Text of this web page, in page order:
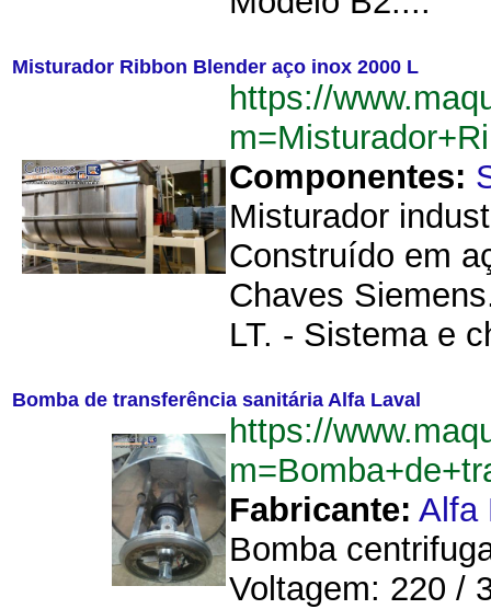
Misturador Ribbon Blender aço inox 2000 L
https://
Componentes:
Misturador
Construído em
Chaves
LT. - Sistema e
Bomba de transferência sanitária Alfa Laval
https://
Fabricante: Alfa
Bomba
Voltagem: 220 /